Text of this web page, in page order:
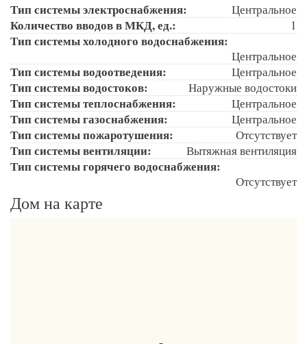
Тип системы электроснабжения: Центральное
Количество вводов в МКД, ед.: 1
Тип системы холодного водоснабжения:
Центральное
Тип системы водоотведения: Центральное
Тип системы водостоков: Наружные водостоки
Тип системы теплоснабжения: Центральное
Тип системы газоснабжения: Центральное
Тип системы пожаротушения: Отсутствует
Тип системы вентиляции: Вытяжная вентиляция
Тип системы горячего водоснабжения:
Отсутствует
Дом на карте